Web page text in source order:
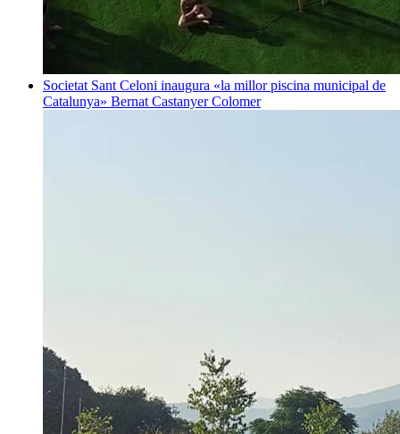
Societat Sant Celoni inaugura «la millor piscina municipal de
Catalunya» Bernat Castanyer Colomer